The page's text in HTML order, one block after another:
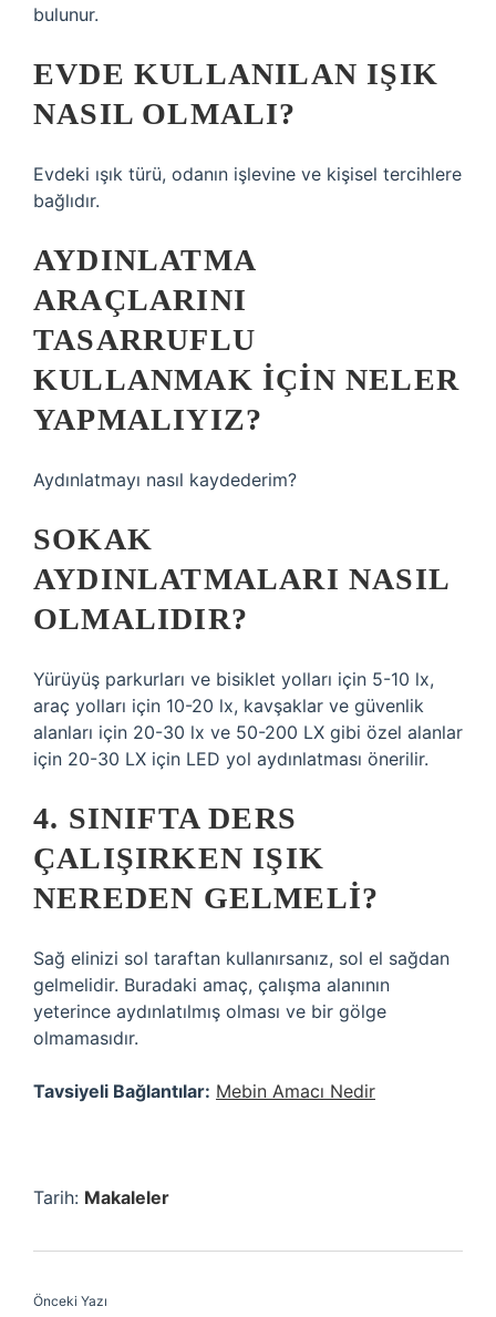
bulunur.
EVDE KULLANILAN IŞIK
NASIL OLMALI?
Evdeki ışık türü, odanın işlevine ve kişisel tercihlere
bağlıdır.
AYDINLATMA
ARAÇLARINI
TASARRUFLU
KULLANMAK IÇIN NELER
YAPMALIYIZ?
Aydınlatmayı nasıl kaydederim?
SOKAK
AYDINLATMALARI NASIL
OLMALIDIR?
Yürüyüş parkurları ve bisiklet yolları için 5-10 lx,
araç yolları için 10-20 lx, kavşaklar ve güvenlik
alanları için 20-30 lx ve 50-200 LX gibi özel alanlar
için 20-30 LX için LED yol aydınlatması önerilir.
4. SINIFTA DERS
ÇALIŞIRKEN IŞIK
NEREDEN GELMELI?
Sağ elinizi sol taraftan kullanırsanız, sol el sağdan
gelmelidir. Buradaki amaç, çalışma alanının
yeterince aydınlatılmış olması ve bir gölge
olmamasıdır.
Tavsiyeli Bağlantılar: Mebin Amacı Nedir
Tarih: Makaleler
Önceki Yazı